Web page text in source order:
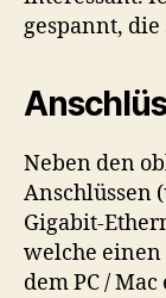
gespannt,
Neben den
Anschlüssen
Gigabit-
welche einen
dem PC /